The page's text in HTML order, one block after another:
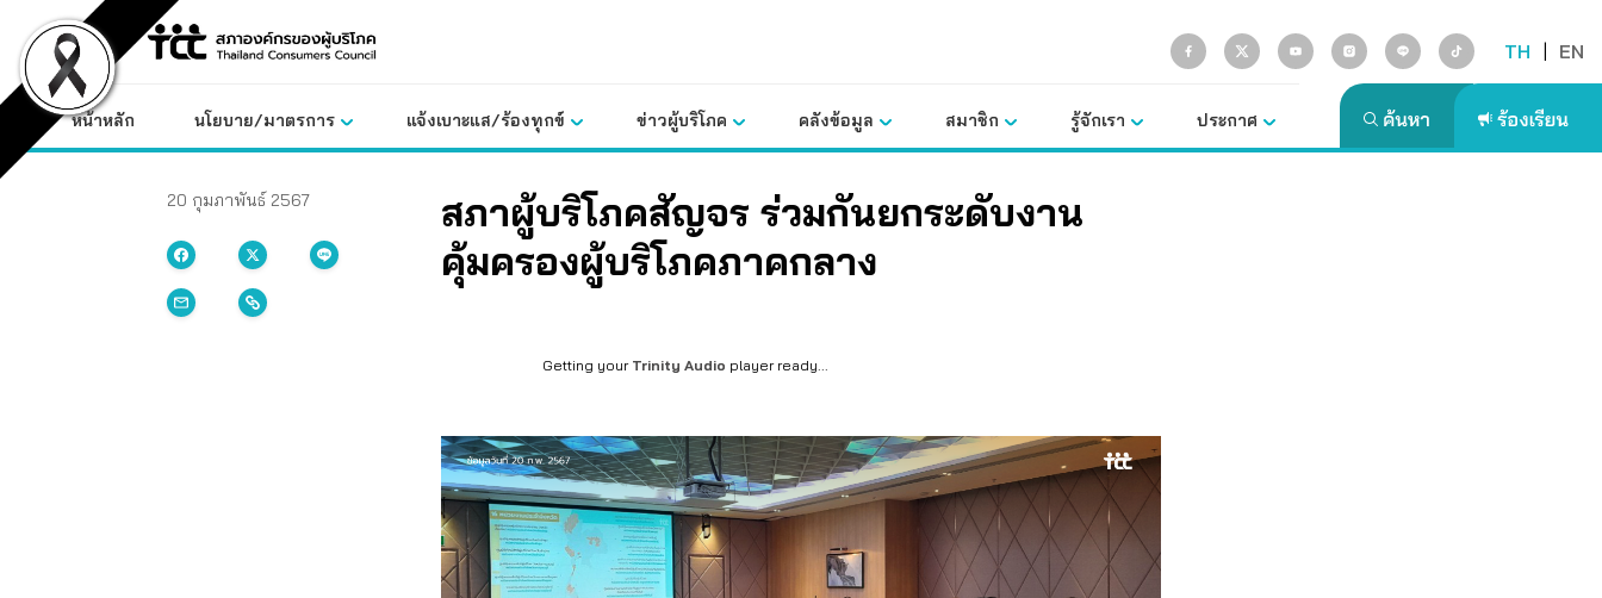
content
TH | EN
หน้าหลัก นโยบาย/มาตรการ แจ้งเบาะแส/ร้องทุกข์ ข่าวผู้บริโภค คลังข้อมูล สมาชิก รู้จักเรา ประกาศ
20 กุมภาพันธ์ 2567
สภาผู้บริโภคสัญจร ร่วมกันยกระดับงาน
คุ้มครองผู้บริโภคภาคกลาง
Getting your Trinity Audio player ready...